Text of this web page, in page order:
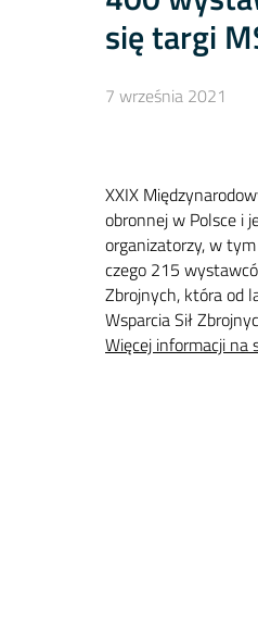
się targi
7 września 2021
XXIX
obronnej w Polsce i
organizatorzy, w
czego 215
Zbrojnych, która od
Wsparcia Sił
Więcej informacji na